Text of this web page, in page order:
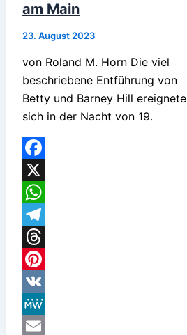
am Main
23. August 2023
von Roland M. Horn Die viel
beschriebene Entführung von
Betty und Barney Hill ereignete
sich in der Nacht von 19.
Facebook
X
WhatsApp
Telegram
Threads
Pinterest
VK
MeWe